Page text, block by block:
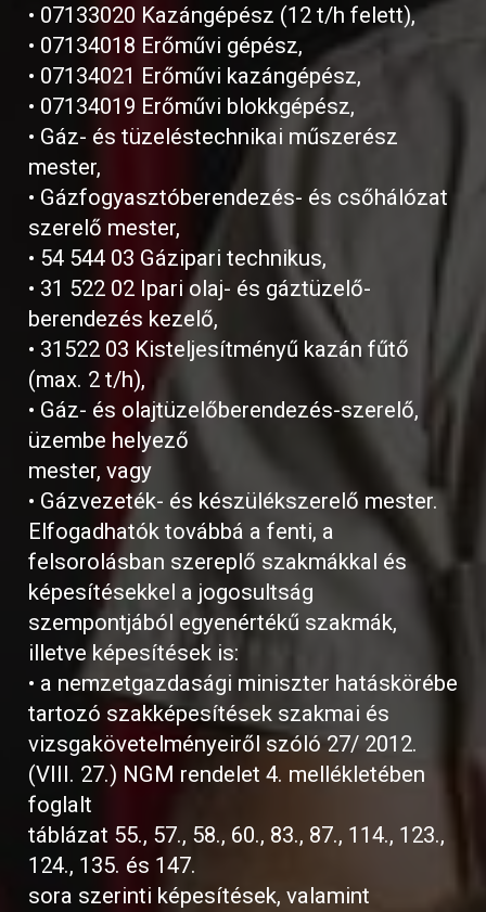
• 07133020 Kazángépész (12 t/h felett),
• 07134018 Erőművi gépész,
• 07134021 Erőművi kazángépész,
• 07134019 Erőművi blokkgépész,
• Gáz- és tüzeléstechnikai műszerész
mester,
• Gázfogyasztóberendezés- és csőhálózat
szerelő mester,
• 54 544 03 Gázipari technikus,
• 31 522 02 Ipari olaj- és gáztüzelő-
berendezés kezelő,
• 31522 03 Kisteljesítményű kazán fűtő
(max. 2 t/h),
• Gáz- és olajtüzelőberendezés-szerelő,
üzembe helyező
mester, vagy
• Gázvezeték- és készülékszerelő mester.
Elfogadhatók továbbá a fenti, a
felsorolásban szereplő szakmákkal és
képesítésekkel a jogosultság
szempontjából egyenértékű szakmák,
illetve képesítések is:
• a nemzetgazdasági miniszter hatáskörébe
tartozó szakképesítések szakmai és
vizsgakövetelményeiről szóló 27/ 2012.
(VIII. 27.) NGM rendelet 4. mellékletében
foglalt
táblázat 55., 57., 58., 60., 83., 87., 114., 123.,
124., 135. és 147.
sora szerinti képesítések, valamint